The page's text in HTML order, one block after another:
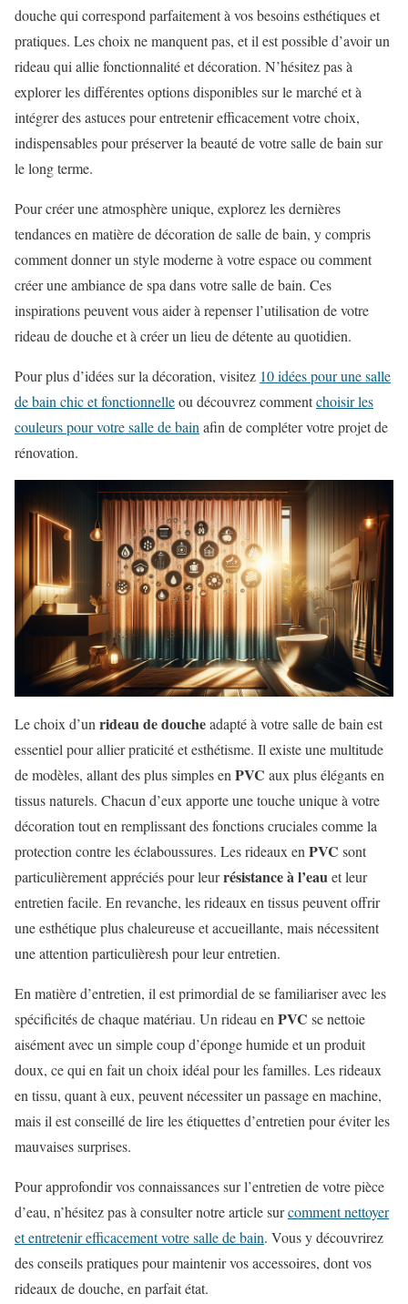
douche qui correspond parfaitement à vos besoins esthétiques et
pratiques. Les choix ne manquent pas, et il est possible d’avoir un
rideau qui allie fonctionnalité et décoration. N’hésitez pas à
explorer les différentes options disponibles sur le marché et à
intégrer des astuces pour entretenir efficacement votre choix,
indispensables pour préserver la beauté de votre salle de bain sur
le long terme.
Pour créer une atmosphère unique, explorez les dernières
tendances en matière de décoration de salle de bain, y compris
comment donner un style moderne à votre espace ou comment
créer une ambiance de spa dans votre salle de bain. Ces
inspirations peuvent vous aider à repenser l’utilisation de votre
rideau de douche et à créer un lieu de détente au quotidien.
Pour plus d’idées sur la décoration, visitez 10 idées pour une salle
de bain chic et fonctionnelleou découvrez commentchoisir les
couleurs pour votre salle de bain afin de compléter votre projet de
rénovation.
Le choix d’un rideau de doucheadapté à votre salle de bain est
essentiel pour allier praticité et esthétisme. Il existe une multitude
de modèles, allant des plus simples en PVC aux plus élégants en
tissus naturels. Chacun d’eux apporte une touche unique à votre
décoration tout en remplissant des fonctions cruciales comme la
protection contre les éclaboussures. Les rideaux en PVC sont
particulièrement appréciés pour leurrésistance à l’eau et leur
entretien facile. En revanche, les rideaux en tissus peuvent offrir
une esthétique plus chaleureuse et accueillante, mais nécessitent
une attention particulièresh pour leur entretien.
En matière d’entretien, il est primordial de se familiariser avec les
spécificités de chaque matériau. Un rideau en PVC se nettoie
aisément avec un simple coup d’éponge humide et un produit
doux, ce qui en fait un choix idéal pour les familles. Les rideaux
en tissu, quant à eux, peuvent nécessiter un passage en machine,
mais il est conseillé de lire les étiquettes d’entretien pour éviter les
mauvaises surprises.
Pour approfondir vos connaissances sur l’entretien de votre pièce
d’eau, n’hésitez pas à consulter notre article surcomment nettoyer
et entretenir efficacement votre salle de bain. Vous y découvrirez
des conseils pratiques pour maintenir vos accessoires, dont vos
rideaux de douche, en parfait état.